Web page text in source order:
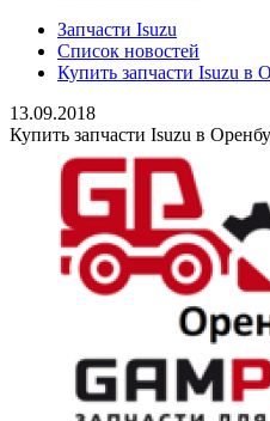
Запчасти Isuzu
Список новостей
Купить запчасти Isuzu в
13.09.2018
Купить запчасти Isuzu в